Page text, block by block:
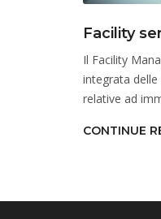
Facility
Il Facility
integrata
relative ad
CONTINUE